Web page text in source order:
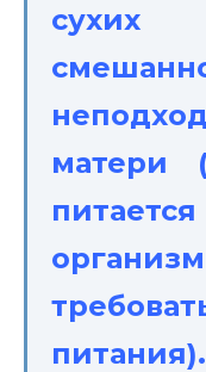
сухих
матери
питания).